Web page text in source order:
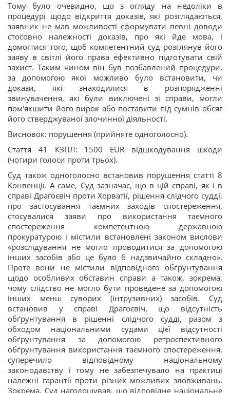
Тому було очевидно, що з огляду на недоліки в
процедурі щодо відкриття доказів, які розглядаються,
заявник не мав можливості сформувати певні доводи
стосовно належності доказів, про які йде мова, і
домогтися того, щоб компетентний суд розглянув його
заяву в світлі його права ефективно підготувати свій
захист. Таким чином він був позбавлений процедури,
за допомогою якої можливо було встановити, чи
докази, які знаходилися в розпорядженні
звинувачення, які були виключені зі справи, могли
пом'якшити його вирок або поставити під сумнів обсяг
його стверджуваної злочинної діяльності.
Висновок: порушення (прийняте одноголосно).
Стаття 41 КЗПЛ: 1500 EUR відшкодування шкоди
(чотири голоси проти трьох).
Суд також одноголосно встановив порушення статті 8
Конвенції. А саме, Суд зазначає, що в цій справі, як і в
справі Драгоєвіч проти Хорватії, рішення слідчого судді,
про застосування таємних заходів спостереження,
стосувалися заяви про використання таємного
спостереження компетентною державною
прокуратурою і містили встановлені законом вислови
«розслідування не могло проводитися за допомогою
інших засобів або це було б надзвичайно складно».
Проте вони не містили відповідного обґрунтування
щодо особливих обставин справи а також, зокрема,
чому слідство не могло бути проведене за допомогою
інших менш суворих (інтрузивних) засобів. Суд
встановив у справі Драгоєвіч, що відсутність
обґрунтування в рішенні слідчого судді, разом з
обходом національними судами цієї відсутності
обґрунтування за допомогою ретроспективного
обґрунтування використання таємного спостереження,
суперечило відповідному національному
законодавству і тому не забезпечувало на практиці
належні гарантії проти різних можливих зловживань.
Зокрема, Суд наголошував, що відповідне національне